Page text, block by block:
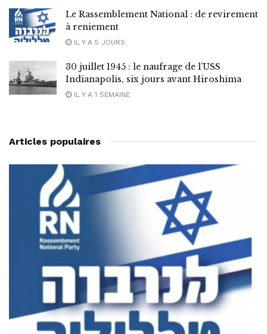
Le Rassemblement National : de revirement
à reniement
IL Y A 5 JOURS
30 juillet 1945 : le naufrage de l’USS
Indianapolis, six jours avant Hiroshima
IL Y A 1 SEMAINE
Articles populaires